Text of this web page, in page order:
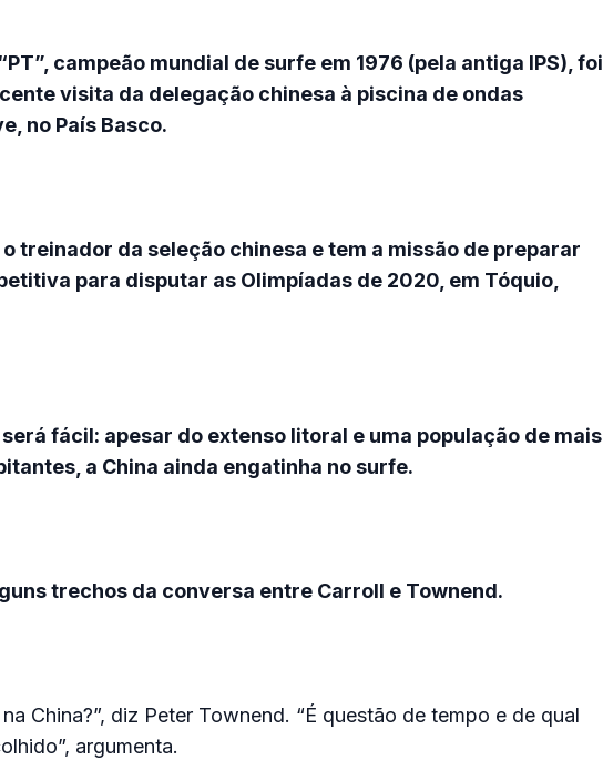
campeão mundial de surfe em 1976 (pela antiga IPS), foi
visita da delegação chinesa à piscina de ondas
no País Basco.
treinador da seleção chinesa e tem a missão de preparar
para disputar as Olimpíadas de 2020, em Tóquio,
fácil: apesar do extenso litoral e uma população de mais
a China ainda engatinha no surfe.
trechos da conversa entre Carroll e Townend.
China?”, diz Peter Townend. “É questão de tempo e de qual
argumenta.